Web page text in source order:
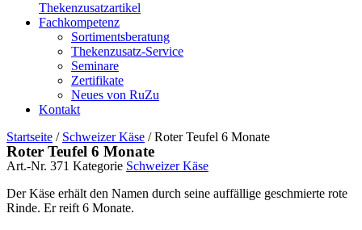
Thekenzusatzartikel
Fachkompetenz
Sortimentsberatung
Thekenzusatz-Service
Seminare
Zertifikate
Neues von RuZu
Kontakt
Startseite / Schweizer Käse / Roter Teufel 6 Monate
Roter Teufel 6 Monate
Art.-Nr. 371 Kategorie Schweizer Käse
Der Käse erhält den Namen durch seine auffällige geschmierte rote
Rinde. Er reift 6 Monate.